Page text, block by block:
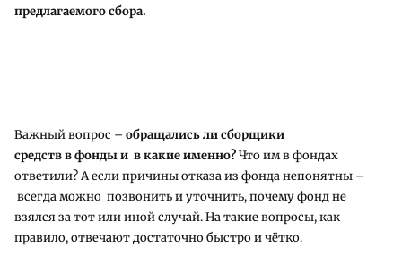
предлагаемого сбора.
Важный вопрос – обращались ли сборщики
средств в фонды и в какие именно?Что им в фондах
ответили? А если причины отказа из фонда непонятны –
всегда можно позвонить и уточнить, почему фонд не
взялся за тот или иной случай. На такие вопросы, как
правило, отвечают достаточно быстро и чётко.